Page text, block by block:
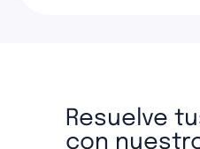
Resuelve
con